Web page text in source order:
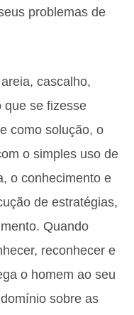
problemas de
cascalho,
que se fizesse
como solução, o
o simples uso de
o conhecimento e
de estratégias,
Quando
reconhecer e
o homem ao seu
sobre as